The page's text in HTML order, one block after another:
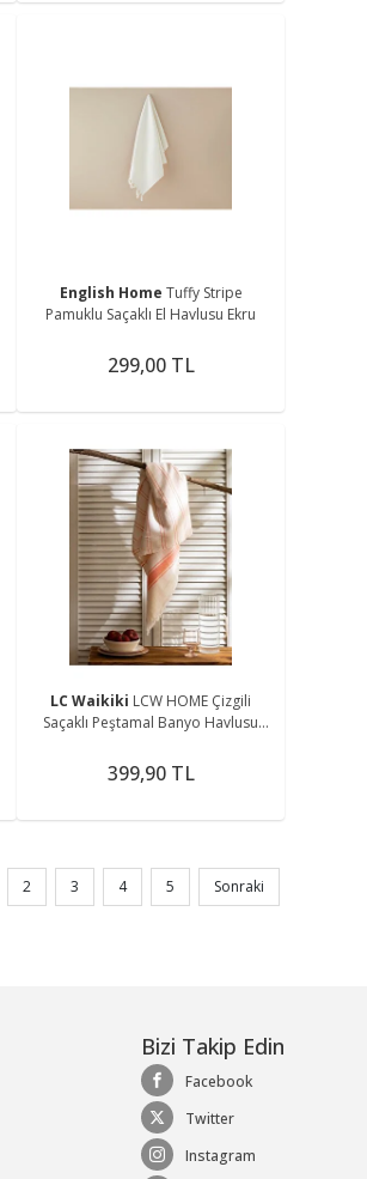
English Home Tuffy Stripe
Pamuklu Saçaklı El Havlusu Ekru
299,00 TL
LC Waikiki LCW HOME Çizgili
Saçaklı Peştamal Banyo Havlusu
399,90 TL
2 3 4 5 Sonraki
Bizi Takip Edin
Facebook
Twitter
Instagram